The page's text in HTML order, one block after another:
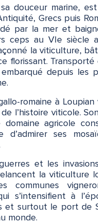
douceur marine,
Grecs puis
par la mer et
ceps au VIe siècle
la viticulture,
florissant. Transporté
depuis les
romaine à Loupian
l’histoire viticole.
agricole
ses
et les
la viticulture
s’intensifient à
et surtout le port de
monde.